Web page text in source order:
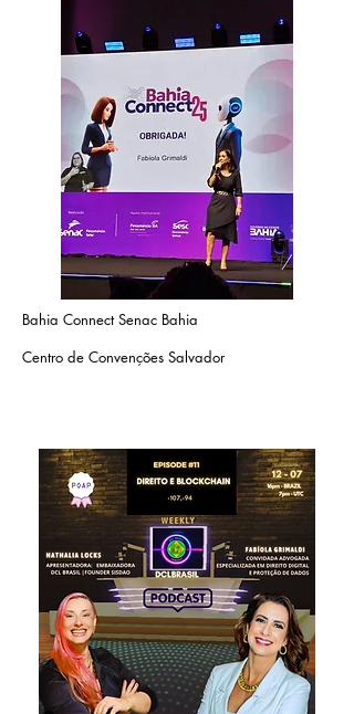
Bahia Connect Senac Bahia
Centro de Convenções Salvador